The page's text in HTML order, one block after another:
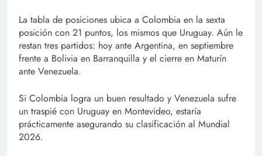
La tabla de posiciones ubica a Colombia en la sexta
posición con 21 puntos, los mismos que Uruguay. Aún le
restan tres partidos: hoy ante Argentina, en septiembre
frente a Bolivia en Barranquilla y el cierre en Maturín
ante Venezuela.
Si Colombia logra un buen resultado y Venezuela sufre
un traspié con Uruguay en Montevideo, estaría
prácticamente asegurando su clasificación al Mundial
2026.